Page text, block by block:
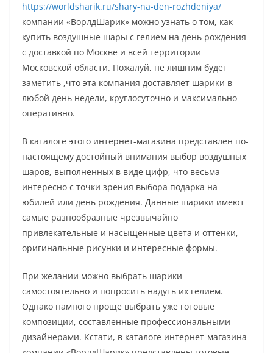
https://worldsharik.ru/shary-na-den-rozhdeniya/
компании «ВорлдШарик» можно узнать о том, как
купить воздушные шары с гелием на день рождения
с доставкой по Москве и всей территории
Московской области. Пожалуй, не лишним будет
заметить ,что эта компания доставляет шарики в
любой день недели, круглосуточно и максимально
оперативно.
В каталоге этого интернет-магазина представлен по-
настоящему достойный внимания выбор воздушных
шаров, выполненных в виде цифр, что весьма
интересно с точки зрения выбора подарка на
юбилей или день рождения. Данные шарики имеют
самые разнообразные чрезвычайно
привлекательные и насыщенные цвета и оттенки,
оригинальные рисунки и интересные формы.
При желании можно выбрать шарики
самостоятельно и попросить надуть их гелием.
Однако намного проще выбрать уже готовые
композиции, составленные профессиональными
дизайнерами. Кстати, в каталоге интернет-магазина